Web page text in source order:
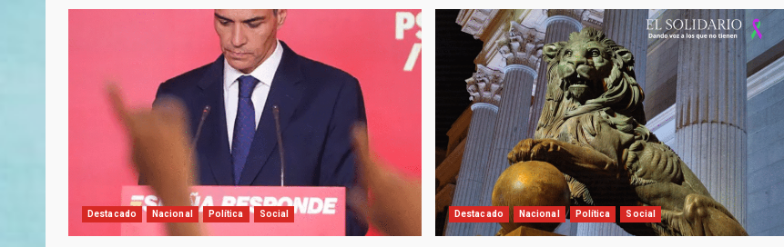
Destacado Nacional Política Social Destacado Nacional Política Social